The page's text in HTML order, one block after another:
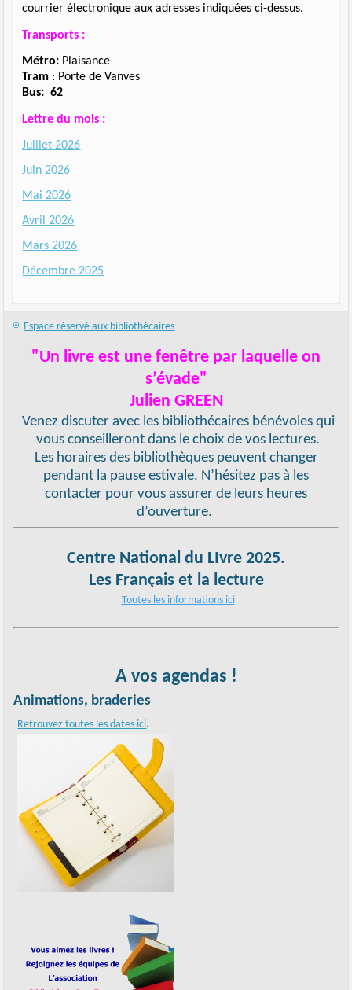
courrier électronique aux adresses indiquées ci-dessus.
Transports :
Métro: Plaisance
Tram : Porte de Vanves
Bus: 62
Lettre du mois :
Juillet 2026
Juin 2026
Mai 2026
Avril 2026
Mars 2026
Décembre 2025
Espace réservé aux bibliothécaires
"Un livre est une fenêtre par laquelle on
s’évade"
Julien GREEN
Venez discuter avec les bibliothécaires bénévoles qui
vous conseilleront dans le choix de vos lectures.
Les horaires des bibliothèques peuvent changer
pendant la pause estivale. N’hésitez pas à les
contacter pour vous assurer de leurs heures
d’ouverture.
Centre National du LIvre 2025.
Les Français et la lecture
Toutes les informations ici
A vos agendas !
Animations, braderies
Retrouvez toutes les dates ici.